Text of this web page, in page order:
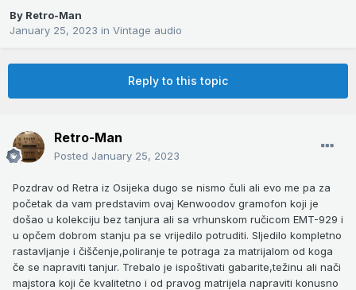
By Retro-Man
January 25, 2023 in Vintage audio
Reply to this topic
Retro-Man
Posted January 25, 2023
Pozdrav od Retra iz Osijeka dugo se nismo čuli ali evo me pa za
početak da vam predstavim ovaj Kenwoodov gramofon koji je
došao u kolekciju bez tanjura ali sa vrhunskom ručicom EMT-929 i
u opčem dobrom stanju pa se vrijedilo potruditi. Sljedilo kompletno
rastavljanje i čiščenje,poliranje te potraga za matrijalom od koga
če se napraviti tanjur. Trebalo je ispoštivati gabarite,težinu ali nači
majstora koji če kvalitetno i od pravog matrijela napraviti konusno